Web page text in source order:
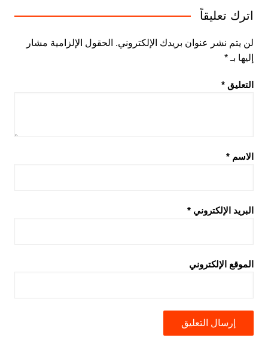
اترك تعليقاً
لن يتم نشر عنوان بريدك الإلكتروني. الحقول الإلزامية مشار
إليها بـ *
التعليق *
الاسم *
البريد الإلكتروني *
الموقع الإلكتروني